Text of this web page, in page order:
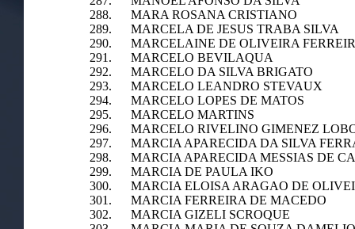
288. MARA ROSANA CRISTIANO
289. MARCELA DE JESUS TRABA SILVA
290. MARCELAINE DE OLIVEIRA
291. MARCELO BEVILAQUA
292. MARCELO DA SILVA BRIGATO
293. MARCELO LEANDRO STEVAUX
294. MARCELO LOPES DE MATOS
295. MARCELO MARTINS
296. MARCELO RIVELINO GIMENEZ
297. MARCIA APARECIDA DA SILVA
298. MARCIA APARECIDA MESSIAS DE
299. MARCIA DE PAULA IKO
300. MARCIA ELOISA ARAGAO DE
301. MARCIA FERREIRA DE MACEDO
302. MARCIA GIZELI SCROQUE